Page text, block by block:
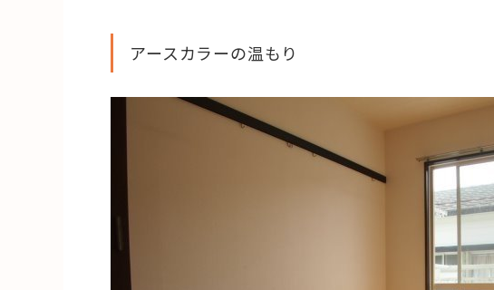
アースカラーの温もり